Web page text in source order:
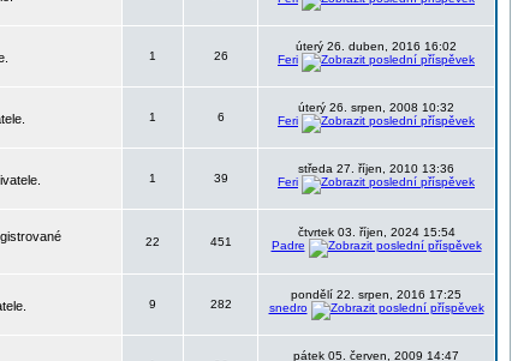
1 26
úterý 26. duben, 2016 16:02
Feri
1 6
úterý 26. srpen, 2008 10:32
Feri
1 39
středa 27. říjen, 2010 13:36
Feri
22 451
čtvrtek 03. říjen, 2024 15:54
Padre
9 282
pondělí 22. srpen, 2016 17:25
snedro
pátek 05. červen, 2009 14:47